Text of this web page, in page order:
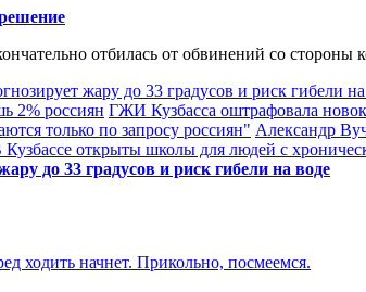
отбилась от обвинений со
жару до 33 градусов и риск гибели
2% россиян ГЖИ Кузбасса оштрафовала
только по запросу россиян" Александр
Кузбассе открыты школы для людей с
до 33 градусов и риск гибели на воде
ходить начнет. Прикольно, посмеемся.